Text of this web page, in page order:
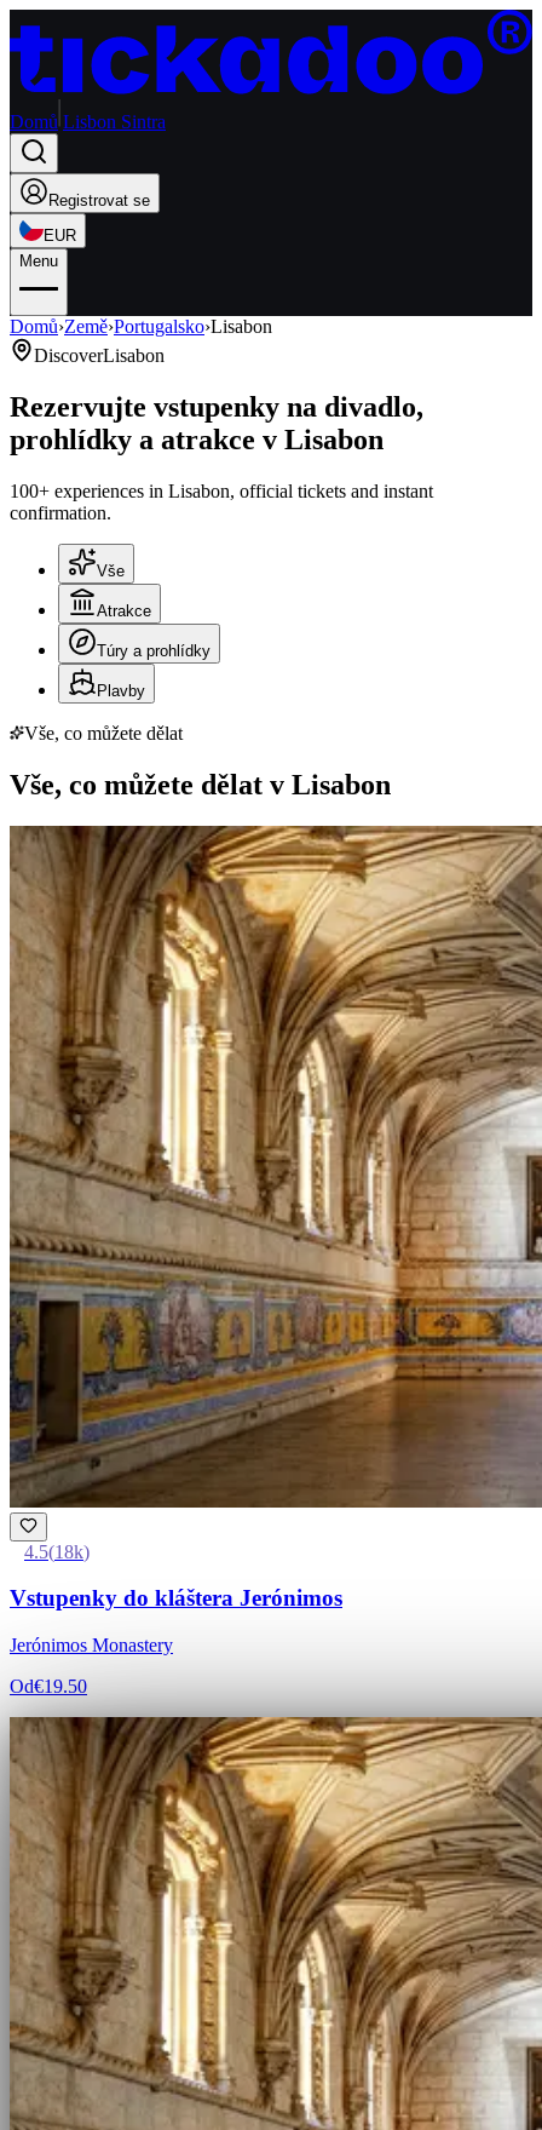
Domů Lisbon Sintra
Registrovat se
EUR
Menu
Domů›Země›Portugalsko›Lisabon
DiscoverLisabon
Rezervujte vstupenky na divadlo,
prohlídky a atrakce v Lisabon
100+ experiences in Lisabon, official tickets and instant
confirmation.
Vše
Atrakce
Túry a prohlídky
Plavby
Vše, co můžete dělat
Vše, co můžete dělat v Lisabon
4.5(18k)
Vstupenky do kláštera Jerónimos
Jerónimos Monastery
Od€19.50